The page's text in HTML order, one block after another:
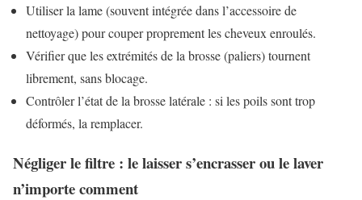
Utiliser la lame (souvent intégrée dans l’accessoire de
nettoyage) pour couper proprement les cheveux enroulés.
Vérifier que les extrémités de la brosse (paliers) tournent
librement, sans blocage.
Contrôler l’état de la brosse latérale : si les poils sont trop
déformés, la remplacer.
Négliger le filtre : le laisser s’encrasser ou le laver
n’importe comment